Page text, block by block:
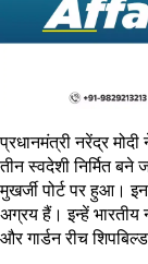
प्रधानमंत्री नरेंद्र
तीन स्वदेशी निर्मित
मुखर्जी पोर्ट पर हुआ।
अग्रय हैं। इन्हें भारतीय
और गार्डन रीच